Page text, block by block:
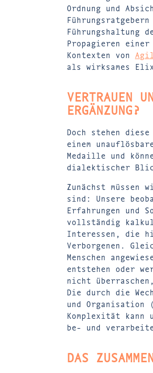
Ordnung und
Führungshaltung
Propagieren
Kontexten von
als wirksames
VERTRAUEN
ERGÄNZUNG?
Doch stehen
einem
Medaille und
dialektischer
Zunächst müssen
sind: Unsere
Erfahrungen und
vollständig
Interessen, die
Verborgenen.
Menschen
entstehen oder
nicht
Die durch die
und Organisation
Komplexität kann
be- und
DAS